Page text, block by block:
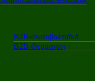
Β2Β-Φωτοβολταϊκά
Β2Β-Θέρμανση